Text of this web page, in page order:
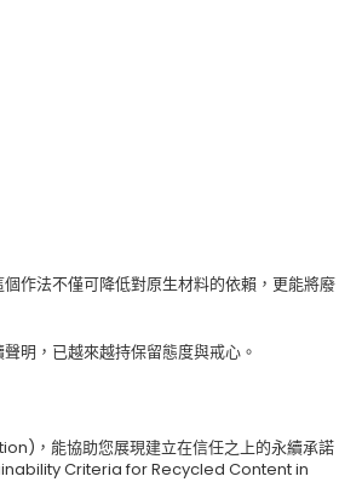
作法不僅可降低對原生材料的依賴，更能將廢
明，已越來越持保留態度與戒心。
，能協助您展現建立在信任之上的永續承諾
Criteria for Recycled Content in